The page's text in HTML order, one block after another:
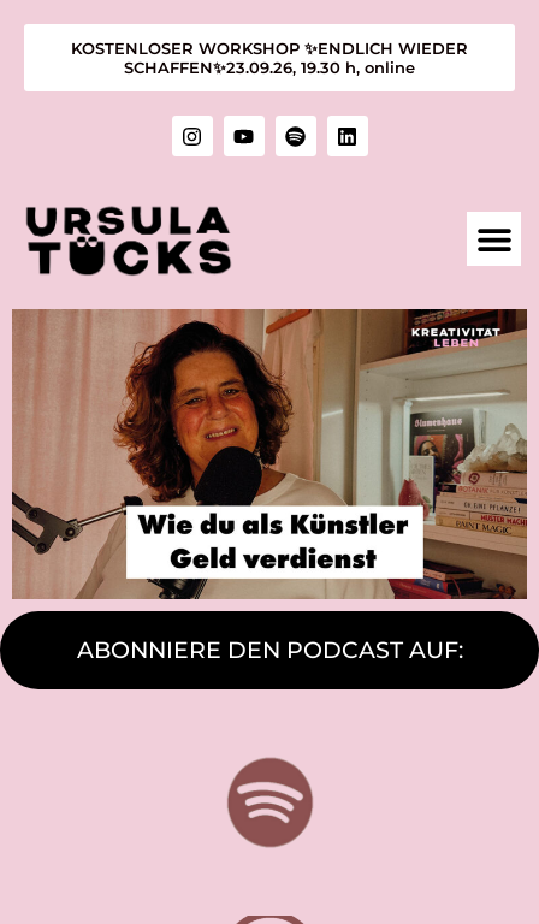
KOSTENLOSER WORKSHOP ✨ENDLICH WIEDER
SCHAFFEN✨23.09.26, 19.30 h, online
ABONNIERE DEN PODCAST AUF: